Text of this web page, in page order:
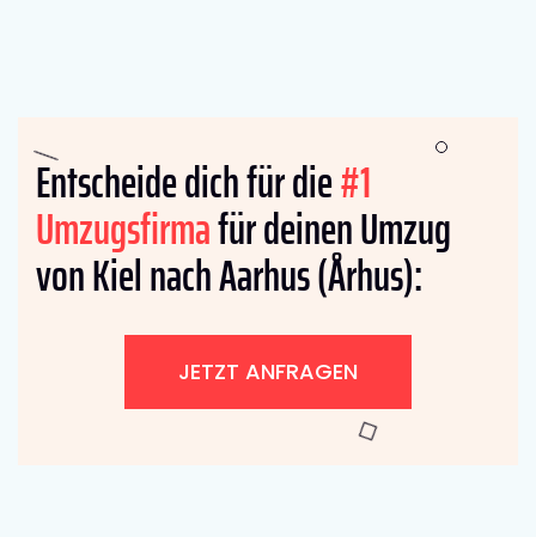
Entscheide dich für die#1
Umzugsfirmafür deinen Umzug
von Kiel nach Aarhus (Århus):
JETZT ANFRAGEN